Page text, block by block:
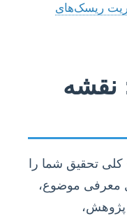
ریسک‌های
نقشه
تحقیق شما را
موضوع،
پژوهش،